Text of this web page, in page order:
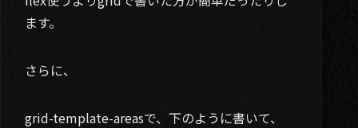
ます。
さらに、
grid-template-areasで、下のように書いて、